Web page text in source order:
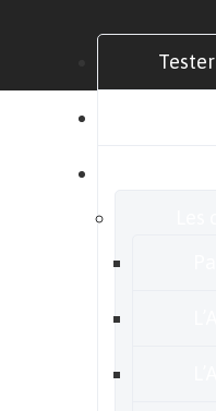
Tester